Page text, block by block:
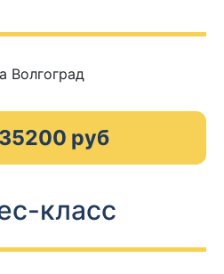
руб
класс